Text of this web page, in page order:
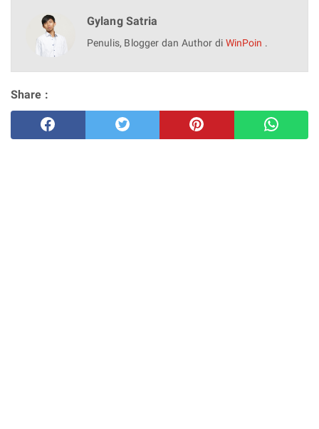
Gylang Satria
Penulis, Blogger dan Author di WinPoin .
Share :